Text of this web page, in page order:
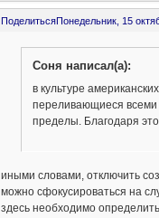
ПоделитьсяПонедельник, 15
Соня написал(а):
в культуре
переливающиеся всеми
пределы. Благодаря
иными словами, отключить
можно сфокусироваться на
здесь необходимо